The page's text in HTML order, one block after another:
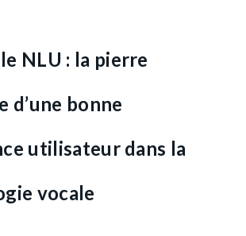
NLU : la pierre
d’une bonne
utilisateur dans la
vocale